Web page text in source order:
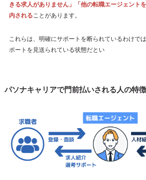
きる求人がありません」「他の転職エージェント
内されることがあります。
これらは、明確にサポートを断られているわけで
ポートを見送られている状態だとい
パソナキャリアで門前払いされる人の特